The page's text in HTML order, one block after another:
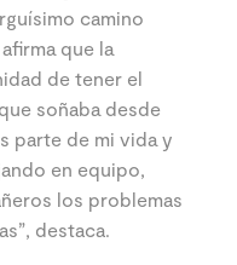
camino
que la
de tener el
soñaba desde
parte de mi vida y
en equipo,
los problemas
destaca.